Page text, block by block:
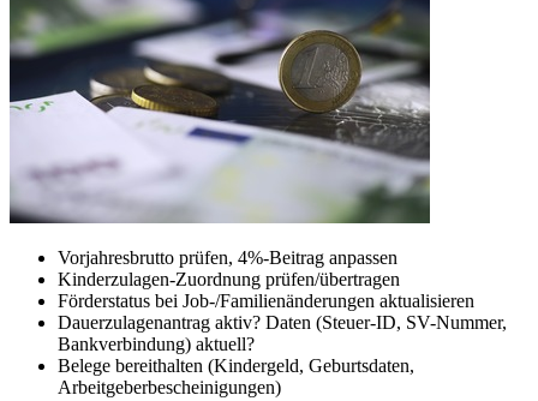
Vorjahresbrutto prüfen, 4%-Beitrag anpassen
Kinderzulagen-Zuordnung prüfen/übertragen
Förderstatus bei Job-/Familienänderungen aktualisieren
Dauerzulagenantrag aktiv? Daten (Steuer-ID, SV-Nummer,
Bankverbindung) aktuell?
Belege bereithalten (Kindergeld, Geburtsdaten,
Arbeitgeberbescheinigungen)